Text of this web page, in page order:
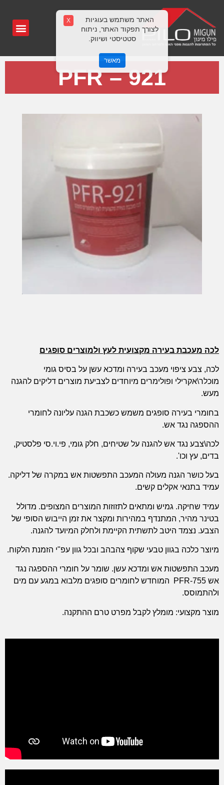
PFR – 921
לכה מעכבת בעירה מקצועית לעץ ולמוצרים סופגים
לכה, צבע ציפוי מעכב בעירה ומדכא עשן על בסיס גומי
מוכלר\אקרילי ופולימרים מיוחדים לצביעת מוצרים דליקים להגנה
מעש.
בחומרי בעירה סופגים משמש כשכבת הגנה עליונה לחומרי
ההספגה נגד אש.
לכה\צבע נגד אש להגנה על שטיחים, חלק גומי, פי.וי.סי פלסטיק,
בדים, עץ וכו'.
בעל כושר הגנה מעולה המעכב התפשטות אש במקרה של דליקה.
עמיד בתנאי אקלים קשים.
עמיד שחיקה. גמיש ומתאים לתזוזות המוצרים המצופים. מדולל
בטינר מהיר, המתנדף במהירות ומקצר את זמן הייבוש הסופי של
הצבע. נצמד היטב לתשתית הקיימת ולחלק המיועד להגנה.
מיוצר כלכה בגוון טבעי שקוף צהבהב ובכל גוון עפ"י הזמנת הלקוח.
מעכב התפשטות אש ומדכא עשן. שומר על חומרי ההספגה נגד
אש PFR-755 המוחדש לחומרים סופגים מלבוא במגע עם מים
ולהתמוסס.
מוצר מקצועי: מומלץ לקבל מפרט טרם ההתקנה.
X
האתר משתמש בעוגיות
לצורך תפקוד האתר, ניתוח
סטטיסטי ושיווק.
מאשר